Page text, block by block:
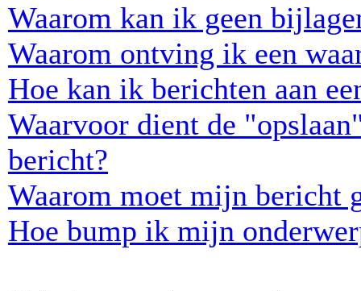
Waarom kan ik geen
Waarom ontving ik een
Hoe kan ik berichten aan
Waarvoor dient de
bericht?
Waarom moet mijn bericht
Hoe bump ik mijn